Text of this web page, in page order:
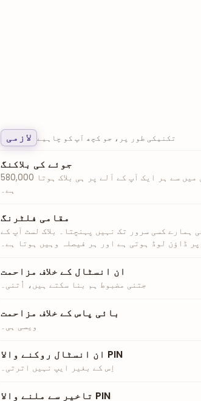
لازمی تکنیکی طور پر، جو کچھ آپ کو چاہیے
جوئے کی بلاکنگ
580,000 ڈومینز، اور اُن میں سے ہر ایک آپ کے آلے پر ہی بلاک ہوتا
ہے۔
مقامی فلٹرنگ
ہمارے کسی سرور تک نہیں پہنچتا۔ بلاک لسٹ آپ کے
پر ڈاؤن لوڈ ہوتی ہے اور ہر فیصلہ وہیں ہوتا ہے۔
ان انسٹال کے خلاف مزاحمت
جتنی مضبوط ہم بنا سکتے ہیں، اُتنی۔
بائی پاس کے خلاف مزاحمت
ویسی ہی۔
ان انسٹال روکنے والا PIN
اِس کے بغیر ایپ نہیں اترتی۔
تاخیر سے ملنے والا PIN